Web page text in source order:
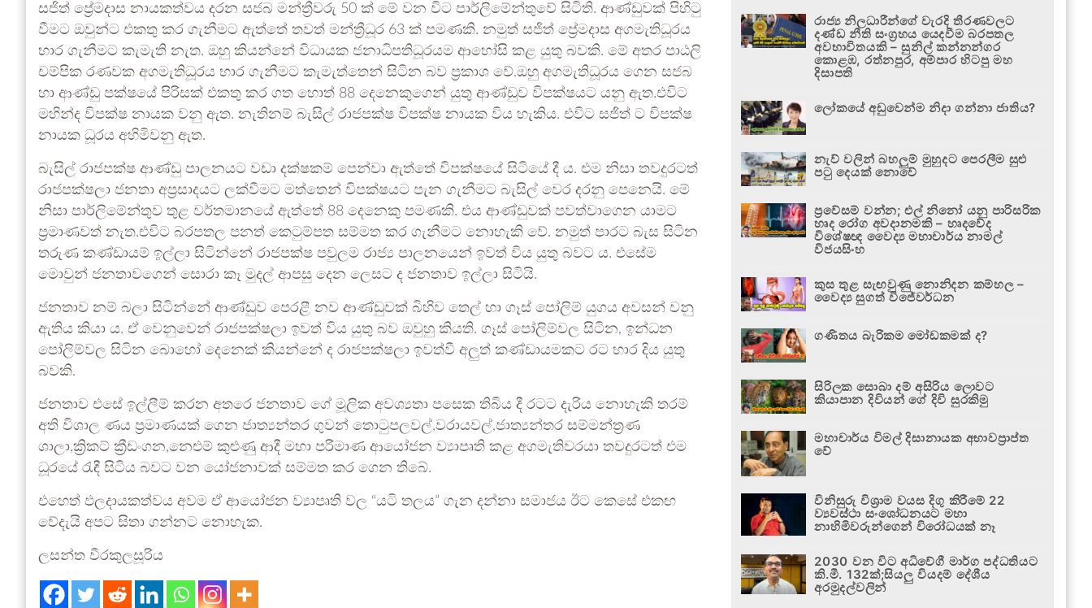
සජිත් ප්‍රේමදාස නායකත්වය දරන සජබ මන්ත්‍රීවරු 50 ක් මේ වන විට පාර්ලිමේන්තුවේ සිටිති. ආණ්ඩුවක් පිහිටු
වීමට ඔවුන්ට එකතු කර ගැනීමට ඇත්තේ තවත් මන්ත්‍රීධූර 63 ක් පමණකි. නමුත් සජිත් ප්‍රේමදාස අගමැතිධූරය
භාර ගැනීමට කැමැති නැත. ඔහු කියන්නේ විධායක ජනාධිපතිධූරයම ආහෝසි කළ යුතු බවකි. මේ අතර පාඨලි
චම්පික රණවක අගමැතිධූරය භාර ගැනීමට කැමැත්තෙන් සිටින බව ප්‍රකාශ වේ.ඔහු අගමැතිධූරය ගෙන සජබ
හා ආණ්ඩු පක්ෂයේ පිරිසක් එකතු කර ගත හොත් 88 දෙනෙකුගෙන් යුතු ආණ්ඩුව විපක්ෂයට යනු ඇත.එවිට
මහින්ද විපක්ෂ නායක වනු ඇත. නැතිනම් බැසිල් රාජපක්ෂ විපක්ෂ නායක විය හැකිය. එවිට සජිත් ට විපක්ෂ
නායක ධූරය අහිමිවනු ඇත.
බැසිල් රාජපක්ෂ ආණ්ඩු පාලනයට වඩා දක්ෂකම් පෙන්වා ඇත්තේ විපක්ෂයේ සිටියේ දී ය. එම නිසා තවදුරටත්
රාජපක්ෂලා ජනතා අප්‍රසාදයට ලක්වීමට මත්තෙන් විපක්ෂයට පැන ගැනීමට බැසිල් වෙර දරනු පෙනෙයි. මේ
නිසා පාර්ලිමේන්තුව තුළ වර්තමානයේ ඇත්තේ 88 දෙනෙකු පමණකි. එය ආණ්ඩුවක් පවත්වාගෙන යාමට
ප්‍රමාණවත් නැත.එවිට බරපතල පනත් කෙටුම්පත සම්මත කර ගැනීමට නොහැකි වේ. නමුත් පාරට බැස සිටින
තරුණ කණ්ඩායම් ඉල්ලා සිටින්නේ රාජපක්ෂ පවුලම රාජ්‍ය පාලනයෙන් ඉවත් විය යුතු බවට ය. එසේම
මොවුන් ජනතාවගෙන් සොරා කෑ මුදල් ආපසු දෙන ලෙසට ද ජනතාව ඉල්ලා සිටියි.
ජනතාව නම් බලා සිටින්නේ ආණ්ඩුව පෙරළී නව ආණ්ඩුවක් බිහිව තෙල් හා ගෑස් පෝලිම් යුගය අවසන් වනු
ඇතිය කියා ය. ඒ වෙනුවෙන් රාජපක්ෂලා ඉවත් විය යුතු බව ඔවුහු කියති. ගෑස් පෝලිම්වල සිටින, ඉන්ධන
පෝලිම්වල සිටින බොහෝ දෙනෙක් කියන්නේ ද රාජපක්ෂලා ඉවත්වී අලුත් කණ්ඩායමකට රට භාර දිය යුතු
බවකි.
ජනතාව එසේ ඉල්ලීම් කරන අතරෙ ජනතාව ගේ මූලික අවශ්‍යතා පසෙක තිබිය දී රටට දැරිය නොහැකි තරම්
අති විශාල ණය ප්‍රමාණයක් ගෙන ජාත්‍යන්තර ගුවන් තොටුපලවල්,වරායවල්,ජාත්‍යන්තර සම්මන්ත්‍රණ
ශාලා,ක්‍රිකට් ක්‍රීඩංගන,නෙළුම් කුළුණු ආදී මහා පරිමාණ ආයෝජන ව්‍යාපෘති කළ අගමැතිවරයා තවදුරටත් එම
ධූරයේ රැඳී සිටිය බවට වන යෝජනාවක් සම්මත කර ගෙන තිබේ.
එහෙත් ඵලදායකත්වය අවම ඒ ආයෝජන ව්‍යාපෘති වල “යටි තලය” ගැන දන්නා සමාජය ඊට කෙසේ එකඟ
වේදැයි අපට සිතා ගන්නට නොහැක.
ලසන්ත වීරකුලසූරිය
රාජ්‍ය නිලධාරීන්ගේ වැරදි තීරණවලට
දණ්ඩ නීති සංග්‍රහය යෙදවීම බරපතල
අවභාවිතයකි – සුනිල් කන්නන්ගර
කොළඹ, රත්නපුර, අම්පාර හිටපු මහ
දිසාපති
ලෝකයේ අඩුවෙන්ම නිදා ගන්නා ජාතිය?
නැව් වලින් බහලුම් මුහුදට පෙරලීම සුළු
පටු දෙයක් නොවේ
ප්‍රවේසම් වන්න; එල් නිනෝ යනු පාරිසරික
හෘද රෝග අවදානමකි – හෘදවේද
විශේෂඥ වෛද්‍ය මහාචාර්ය නාමල්
විජයසිංහ
කුස තුළ සැඟවුණු නොනිදන කම්හල –
වෛද්‍ය සුගත් විජේවර්ධන
ගණිතය බැරිකම මෝඩකමක් ද?
සිරිලක සොබා දම් අසිරිය ලොවට
කියාපාන දිවියන් ගේ දිවි සුරකිමු
මහාචාර්ය විමල් දිසානායක අභාවප්‍රාප්ත
වේ
විනිසුරු විශ්‍රාම වයස දිගු කිරීමේ 22
ව්‍යවස්ථා සංශෝධනයට මහා
නාහිමිවරුන්ගෙන් විරෝධයක් නෑ
2030 වන විට අධිවේගී මාර්ග පද්ධතියට
කි.මී. 132ක්;සියලු වියදම් දේශීය
අරමුදල්වලින්